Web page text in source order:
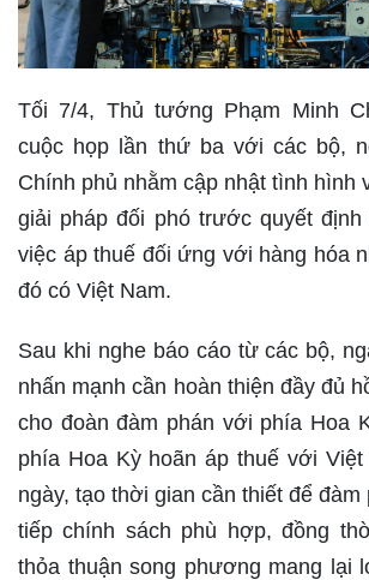
Tối 7/4, Thủ tướng Phạm Minh
cuộc họp lần thứ ba với các bộ,
Chính phủ nhằm cập nhật tình hình
giải pháp đối phó trước quyết
việc áp thuế đối ứng với hàng hóa
đó có Việt Nam.
Sau khi nghe báo cáo từ các bộ,
nhấn mạnh cần hoàn thiện đầy đủ
cho đoàn đàm phán với phía Hoa
phía Hoa Kỳ hoãn áp thuế với
ngày, tạo thời gian cần thiết để đàm
tiếp chính sách phù hợp, đồng
thỏa thuận song phương mang lại